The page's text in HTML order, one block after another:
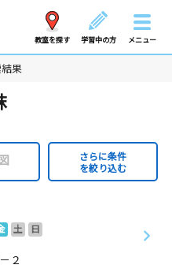
教室を探す 学習中の方 メニュー
果
さらに条件
を絞り込む
土
日
２